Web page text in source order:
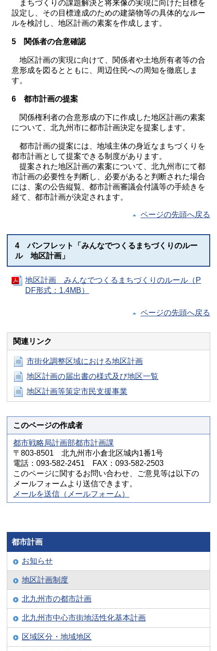
まちづくりの課題解決と将来像の実現に向けた目標を
設定し、その目標達成のための建築物等の具体的なルー
ルを検討し、地区計画の素案を作成します。
5 関係者の合意確認
地区計画の実現に向けて、関係者や土地所有者等の合
意形成を図るとともに、周辺住民への周知を徹底しま
す。
6 都市計画の提案
関係権利者の合意形成の下に作成した地区計画の素案
について、北九州市に都市計画決定を提案します。
都市計画の提案には、地域主体の身近なまちづくりを
都市計画として提案できる制度があります。
提案された地区計画の素案について、北九州市にて都
市計画の必要性を判断し、必要があると判断された場合
には、案の公告縦覧、都市計画審議会付議等の手続きを
経て、都市計画が決定されます。
ページの先頭へ戻る
4 パンフレット「みんなでつくるまちづくりのルー
ル 地区計画」
地区計画 みんなでつくるまちづくりのルール（P
DF形式：1.4MB）
ページの先頭へ戻る
関連リンク
市街化調整区域における地区計画
地区計画の届出書の様式及び地区一覧
地区計画等策定市民支援事業
このページの作成者
都市戦略局計画部都市計画課
〒803-8501 北九州市小倉北区城内1番1号
電話：093-582-2451 FAX：093-582-2503
このページに関するお問い合わせ、ご意見等は以下の
メールフォームより送信できます。
メールを送信（メールフォーム）
都市計画
お知らせ
地区計画制度
北九州市の都市計画
北九州市中心市街地活性化基本計画
区域区分・地域地区